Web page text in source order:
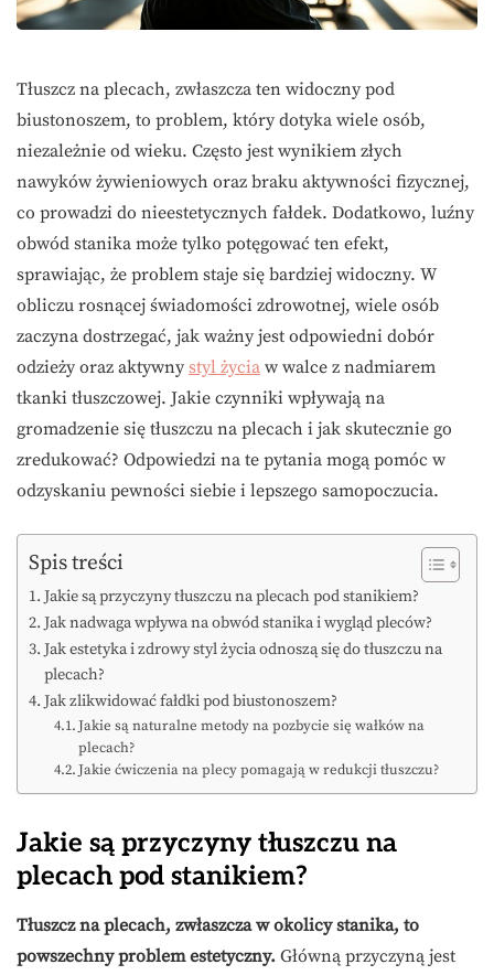
Tłuszcz na plecach, zwłaszcza ten widoczny pod
biustonoszem, to problem, który dotyka wiele osób,
niezależnie od wieku. Często jest wynikiem złych
nawyków żywieniowych oraz braku aktywności fizycznej,
co prowadzi do nieestetycznych fałdek. Dodatkowo, luźny
obwód stanika może tylko potęgować ten efekt,
sprawiając, że problem staje się bardziej widoczny. W
obliczu rosnącej świadomości zdrowotnej, wiele osób
zaczyna dostrzegać, jak ważny jest odpowiedni dobór
odzieży oraz aktywny styl życia w walce z nadmiarem
tkanki tłuszczowej. Jakie czynniki wpływają na
gromadzenie się tłuszczu na plecach i jak skutecznie go
zredukować? Odpowiedzi na te pytania mogą pomóc w
odzyskaniu pewności siebie i lepszego samopoczucia.
Spis treści
Jakie są przyczyny tłuszczu na plecach pod stanikiem?
Jak nadwaga wpływa na obwód stanika i wygląd pleców?
Jak estetyka i zdrowy styl życia odnoszą się do tłuszczu na
plecach?
Jak zlikwidować fałdki pod biustonoszem?
Jakie są naturalne metody na pozbycie się wałków na
plecach?
Jakie ćwiczenia na plecy pomagają w redukcji tłuszczu?
Jakie są przyczyny tłuszczu na
plecach pod stanikiem?
Tłuszcz na plecach, zwłaszcza w okolicy stanika, to
powszechny problem estetyczny. Główną przyczyną jest